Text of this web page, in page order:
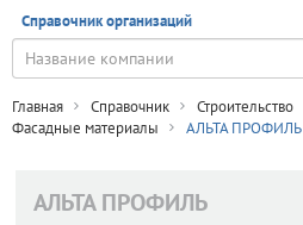
Справочник организаций
Главная Справочник Строительство
Фасадные материалы
АЛЬТА ПРОФИЛЬ
АЛЬТА ПРОФИЛЬ